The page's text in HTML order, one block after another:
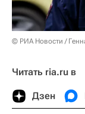
© РИА Новости /
Читать ria.ru в
Дзен